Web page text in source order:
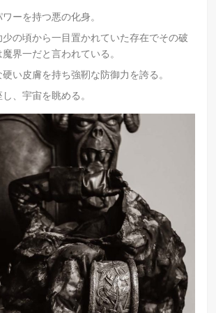
ーを持つ悪の化身。
の頃から一目置かれていた存在でその破
界一だと言われている。
い皮膚を持ち強靭な防御力を誇る。
、宇宙を眺める。